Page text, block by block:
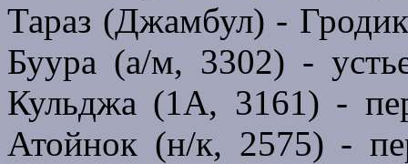
Тараз (Джамбул) -
Буура (а/м, 3302) -
Кульджа (1А, 3161) -
Атойнок (н/к, 2575) -